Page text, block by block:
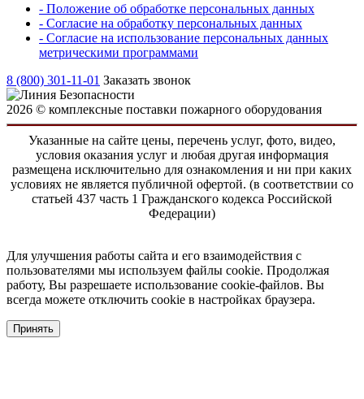
- Положение об обработке персональных данных
- Согласие на обработку персональных данных
- Согласие на использование персональных данных
метрическими программами
8 (800) 301-11-01 Заказать звонок
2026 © комплексные поставки пожарного оборудования
Указанные на сайте цены, перечень услуг, фото, видео,
условия оказания услуг и любая другая информация
размещена исключительно для ознакомления и ни при каких
условиях не является публичной офертой. (в соответствии со
статьей 437 часть 1 Гражданского кодекса Российской
Федерации)
Для улучшения работы сайта и его взаимодействия с
пользователями мы используем файлы cookie. Продолжая
работу, Вы разрешаете использование cookie-файлов. Вы
всегда можете отключить cookie в настройках браузера.
Принять